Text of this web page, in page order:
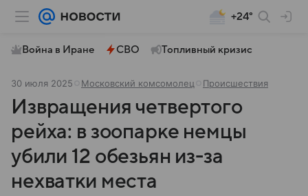
+24°
Война в Иране СВО Топливный кризис
30 июля 2025 Московский комсомолец Происшествия
Извращения четвертого
рейха: в зоопарке немцы
убили 12 обезьян из-за
нехватки места